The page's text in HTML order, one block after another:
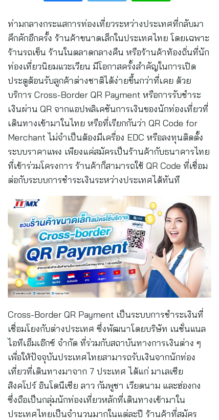
ท่ามกลางกระแสการท่องเที่ยวระหว่างประเทศที่กลับมา
คึกคักอีกครั้ง ร้านค้าขนาดเล็กในประเทศไทย โดยเฉพาะ
ร้านรถเข็น ร้านในตลาดกลางคืน หรือร้านค้าท้องถิ่นที่นัก
ท่องเที่ยวนิยมแวะเวียน มีโอกาสครั้งสำคัญในการเปิด
ประตูต้อนรับลูกค้าต่างชาติได้ง่ายขึ้นกว่าที่เคย ด้วย
บริการ Cross-Border QR Payment หรือการรับชำระ
เงินผ่าน QR จากแอปพลิเคชันการเงินของนักท่องเที่ยวที่
เดินทางเข้ามาในไทย หรือที่เรียกกันว่า QR Code for
Merchant ไม่จำเป็นต้องมีเครื่อง EDC หรือลงทุนติดตั้ง
ระบบราคาแพง เพียงแค่สมัครเป็นร้านค้ากับธนาคารไทย
ที่เข้าร่วมโครงการ ร้านค้าก็สามารถใช้ QR Code ที่เชื่อม
ต่อกับระบบการชำระเงินระหว่างประเทศได้ทันที
Cross-Border QR Payment เป็นระบบการชำระเงินที่
เชื่อมโยงกับต่างประเทศ ซึ่งพัฒนาโดยบริษัท เนชั่นแนล
ไอทีเอ็มเอ๊กซ์ จำกัด ที่ร่วมกับสถาบันทางการเงินต่าง ๆ
เพื่อให้ปัจจุบันประเทศไทยสามารถรับเงินจากนักท่อง
เที่ยวที่เดินทางมาจาก 7 ประเทศ ได้แก่ มาเลเซีย
สิงคโปร์ อินโดนีเซีย ลาว กัมพูชา เวียดนาม และฮ่องกง
ซึ่งถือเป็นกลุ่มนักท่องเที่ยวหลักที่เดินทางเข้ามาใน
ประเทศไทยเป็นจำนวนมากในแต่ละปี ร้านค้าที่สมัคร